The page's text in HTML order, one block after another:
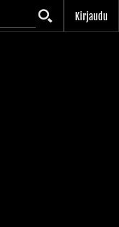
Kirjaudu